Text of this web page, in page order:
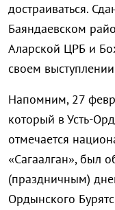
достраиваться.
Баяндаевском
Аларской ЦРБ и
своем
Напомним, 27
который в Усть-
отмечается
«Сагаалган», был
(праздничным)
Ордынского